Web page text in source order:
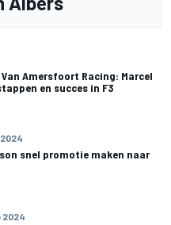
Van Amersfoort Racing: Marcel
en succes in F3
snel promotie maken naar
2024